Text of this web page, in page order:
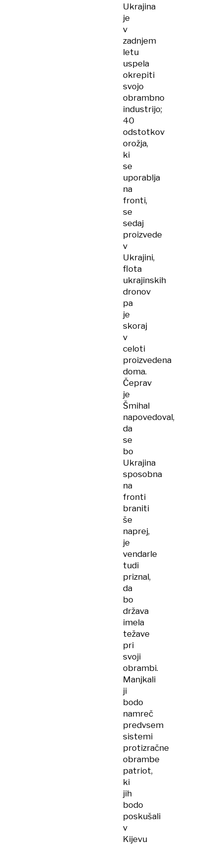
Ukrajina
je
v
zadnjem
letu
uspela
okrepiti
svojo
obrambno
industrijo;
40
odstotkov
orožja,
ki
se
uporablja
na
fronti,
se
sedaj
proizvede
v
Ukrajini,
flota
ukrajinskih
dronov
pa
je
skoraj
v
celoti
proizvedena
doma.
Čeprav
je
Šmihal
napovedoval,
da
se
bo
Ukrajina
sposobna
na
fronti
braniti
še
naprej,
je
vendarle
tudi
priznal,
da
bo
država
imela
težave
pri
svoji
obrambi.
Manjkali
ji
bodo
namreč
predvsem
sistemi
protizračne
obrambe
patriot,
ki
jih
bodo
poskušali
v
Kijevu